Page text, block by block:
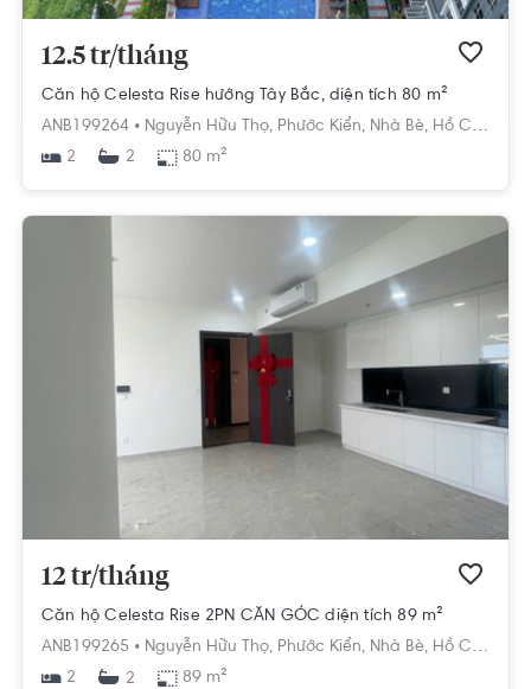
12.5 tr/tháng
Căn hộ Celesta Rise hướng Tây Bắc, diện tích 80 m²
ANB199264 • Nguyễn Hữu Thọ, Phước Kiển, Nhà Bè, Hồ Chí Minh
2
2 80 m²
12 tr/tháng
Căn hộ Celesta Rise 2PN CĂN GÓC diện tích 89 m²
ANB199265 • Nguyễn Hữu Thọ, Phước Kiển, Nhà Bè, Hồ Chí Minh
2
2 89 m²